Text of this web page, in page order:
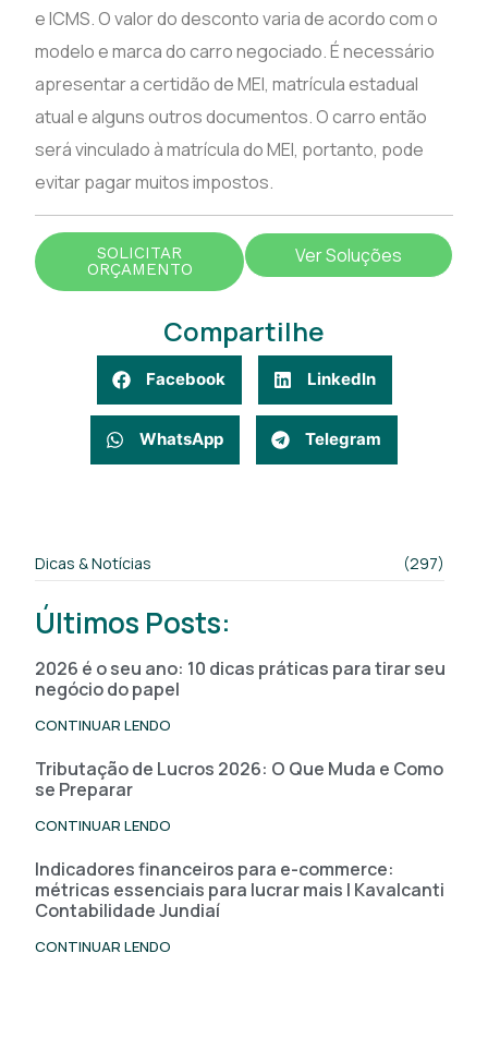
e ICMS. O valor do desconto varia de acordo com o
modelo e marca do carro negociado. É necessário
apresentar a certidão de MEI, matrícula estadual
atual e alguns outros documentos. O carro então
será vinculado à matrícula do MEI, portanto, pode
evitar pagar muitos impostos.
SOLICITAR
ORÇAMENTO
Ver Soluções
Compartilhe
Facebook LinkedIn
WhatsApp Telegram
Dicas & Notícias (297)
Últimos Posts:
2026 é o seu ano: 10 dicas práticas para tirar seu
negócio do papel
CONTINUAR LENDO
Tributação de Lucros 2026: O Que Muda e Como
se Preparar
CONTINUAR LENDO
Indicadores financeiros para e-commerce:
métricas essenciais para lucrar mais | Kavalcanti
Contabilidade Jundiaí
CONTINUAR LENDO